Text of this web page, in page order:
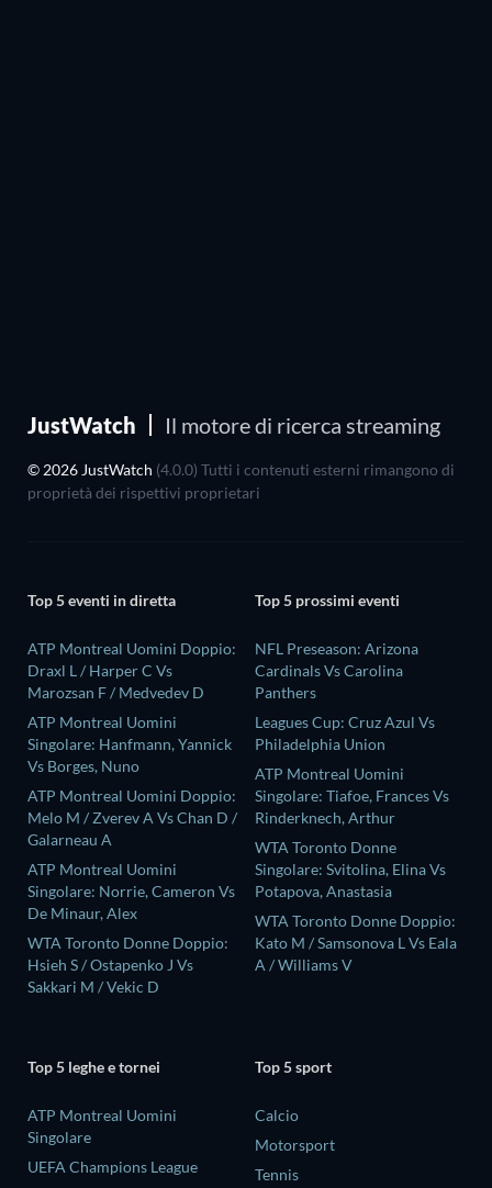
JustWatch Il motore di ricerca streaming
© 2026 JustWatch (4.0.0) Tutti i contenuti esterni rimangono di
proprietà dei rispettivi proprietari
Top 5 eventi in diretta
ATP Montreal Uomini Doppio:
Draxl L / Harper C Vs
Marozsan F / Medvedev D
ATP Montreal Uomini
Singolare: Hanfmann, Yannick
Vs Borges, Nuno
ATP Montreal Uomini Doppio:
Melo M / Zverev A Vs Chan D /
Galarneau A
ATP Montreal Uomini
Singolare: Norrie, Cameron Vs
De Minaur, Alex
WTA Toronto Donne Doppio:
Hsieh S / Ostapenko J Vs
Sakkari M / Vekic D
Top 5 prossimi eventi
NFL Preseason: Arizona
Cardinals Vs Carolina
Panthers
Leagues Cup: Cruz Azul Vs
Philadelphia Union
ATP Montreal Uomini
Singolare: Tiafoe, Frances Vs
Rinderknech, Arthur
WTA Toronto Donne
Singolare: Svitolina, Elina Vs
Potapova, Anastasia
WTA Toronto Donne Doppio:
Kato M / Samsonova L Vs Eala
A / Williams V
Top 5 leghe e tornei
ATP Montreal Uomini
Singolare
UEFA Champions League
Top 5 sport
Calcio
Motorsport
Tennis